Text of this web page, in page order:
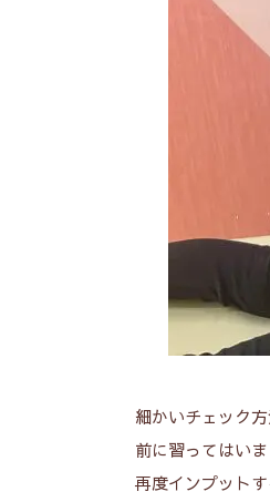
細かいチェック
前に習ってはい
再度インプットす